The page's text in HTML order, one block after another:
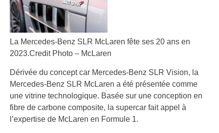
La Mercedes-Benz SLR McLaren fête ses 20 ans en
2023.Credit Photo – McLaren
Dérivée du concept car Mercedes-Benz SLR Vision, la
Mercedes-Benz SLR McLaren a été présentée comme
une vitrine technologique. Basée sur une conception en
fibre de carbone composite, la supercar fait appel à
l’expertise de McLaren en Formule 1.